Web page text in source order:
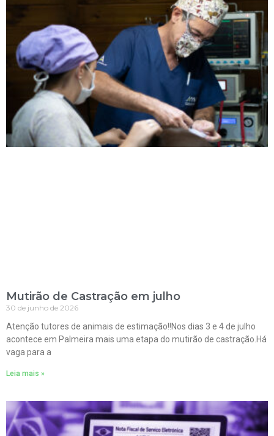
Mutirão de Castração em julho
30 de junho de 2026
Atenção tutores de animais de estimação!!Nos dias 3 e 4 de julho
acontece em Palmeira mais uma etapa do mutirão de castração.Há
vaga para a
Leia mais »